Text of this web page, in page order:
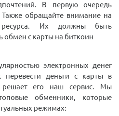
В первую очередь
обращайте внимание на
ресурса. Их должны быть
обмен с карты на биткоин
электронных денег
перевести деньги с карты в
его наш сервис. Мы
обменники, которые
режимах: